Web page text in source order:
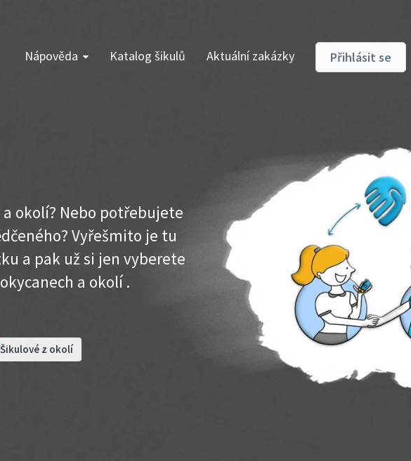
Nápověda Katalog šikulů Aktuální zakázky Přihlásit se
a okolí? Nebo potřebujete
Vyřešmito je tu
a pak už si jen vyberete
a okolí .
Šikulové z okolí